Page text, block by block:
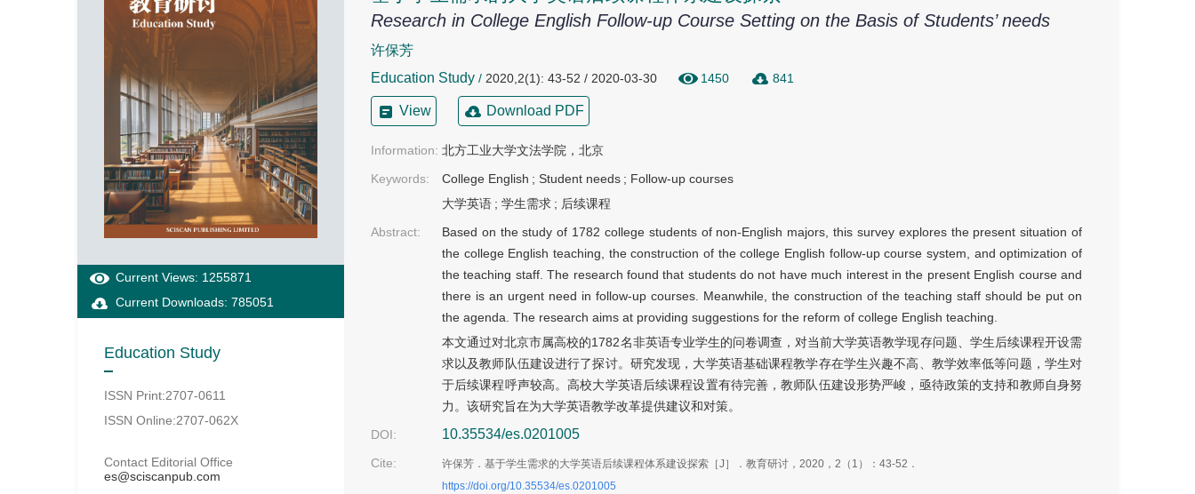
Current Views: 1255871
Current Downloads: 785051
Education Study
ISSN Print:2707-0611
ISSN Online:2707-062X
Contact Editorial Office
es@sciscanpub.com
Research in College English Follow-up Course Setting on the Basis of Students’ needs
许保芳
Education Study / 2020,2(1): 43-52 / 2020-03-30 1450 841
View Download PDF
Information: 北方工业大学文法学院，北京
Keywords:
College English ; Student needs ; Follow-up courses
大学英语 ; 学生需求 ; 后续课程
Abstract:
Based on the study of 1782 college students of non-English majors, this survey explores the present situation of
the college English teaching, the construction of the college English follow-up course system, and optimization of
the teaching staff. The research found that students do not have much interest in the present English course and
there is an urgent need in follow-up courses. Meanwhile, the construction of the teaching staff should be put on
the agenda. The research aims at providing suggestions for the reform of college English teaching.
本文通过对北京市属高校的1782名非英语专业学生的问卷调查，对当前大学英语教学现存问题、学生后续课程开设需
求以及教师队伍建设进行了探讨。研究发现，大学英语基础课程教学存在学生兴趣不高、教学效率低等问题，学生对
于后续课程呼声较高。高校大学英语后续课程设置有待完善，教师队伍建设形势严峻，亟待政策的支持和教师自身努
力。该研究旨在为大学英语教学改革提供建议和对策。
DOI:
10.35534/es.0201005
Cite:
许保芳．基于学生需求的大学英语后续课程体系建设探索［J］．教育研讨，2020，2（1）：43-52．
https://doi.org/10.35534/es.0201005